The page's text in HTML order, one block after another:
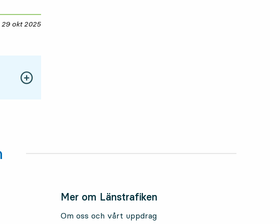
29 okt 2025
Mer om Länstrafiken
Om oss och vårt uppdrag